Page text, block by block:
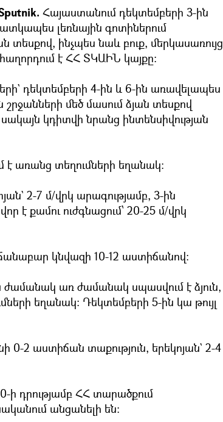
Հայաստանում դեկտեմբերի 3-ին
լեռնային գոտիներում
տեսքով, ինչպես նաև բուք, մերկասառույց
է ՀՀ ՏԿԱԻՆ կայքը:
դեկտեմբերի 4-ին և 6-ին առավելապես
շրջանների մեծ մասում ձյան տեսքով
կդիտվի նրանց ինտենսիվության
է առանց տեղումների եղանակ:
2-7 մ/վրկ արագությամբ, 3-ին
է քամու ուժգնացում՝ 20-25 մ/վրկ
կնվազի 10-12 աստիճանով:
ժամանակ առ ժամանակ սպասվում է ձյուն,
եղանակ: Դեկտեմբերի 5-ին կա թույլ
0-2 աստիճան տաքություն, երեկոյան` 2-4
ի դրությամբ ՀՀ տարածքում
անցանելի են: